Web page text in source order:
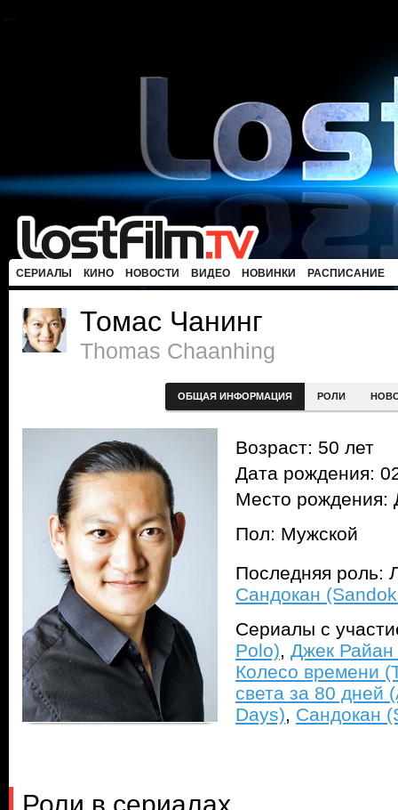
СЕРИАЛЫ КИНО НОВОСТИ ВИДЕО НОВИНКИ РАСПИСАНИЕ
Томас Чанинг
Thomas Chaanhing
ОБЩАЯ ИНФОРМАЦИЯ РОЛИ
Возраст: 50 лет
Дата рождения:
Место рождения:
Пол: Мужской
Последняя роль:
Сандокан
Сериалы с
Polo), Джек Райан
Колесо времени
света за 80 дней
Days), Сандокан